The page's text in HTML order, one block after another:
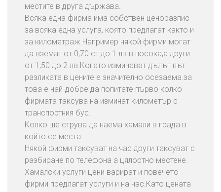
местите в друга държава.
Всяка една фирма има собствен ценоразпис
за всяка една услуга, която предлагат както и
за километраж.Например някой фирми могат
да вземат от 0,70 ст до 1 лв в посока,а други
от 1,50 до 2 лв.Когато изминават дълъг път
разликата в цените е значително осезаема.за
това е най-добре да попитате първо колко
фирмата таксува на изминат километър с
транспортния бус.
Колко ще струва да наема хамали в града в
който се места.
Някой фирми таксуват на час други таксуват с
разбиране по телефона а цялостно местене.
Хамалски услуги цени варират и повечето
фирми предлагат услуги и на час.Като цената